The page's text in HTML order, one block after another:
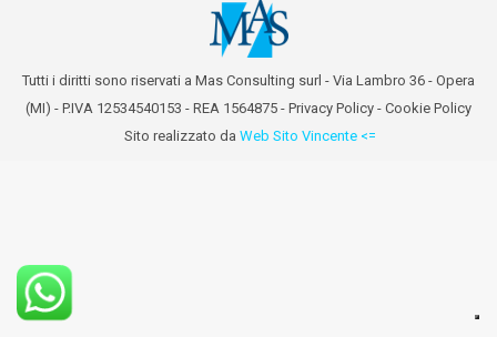
Tutti i diritti sono riservati a Mas Consulting surl - Via Lambro 36 - Opera
(MI) - P.IVA 12534540153 - REA 1564875 - Privacy Policy - Cookie Policy
Sito realizzato da Web Sito Vincente <=